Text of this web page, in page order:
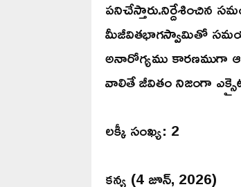
పనిచేస్తారు.నిర్దేశించిన
మీజీవితభాగస్వామితో
అనారోగ్యము కారణముగా
వాలితే జీవితం నిజంగా
లక్కీ సంఖ్య: 2
కన్య (4 జూన్, 2026)